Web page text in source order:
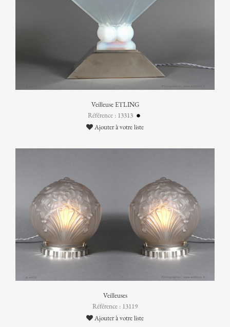
Veilleuse ETLING
Référence : 13313
Ajouter à votre liste
Veilleuses
Référence : 13119
Ajouter à votre liste